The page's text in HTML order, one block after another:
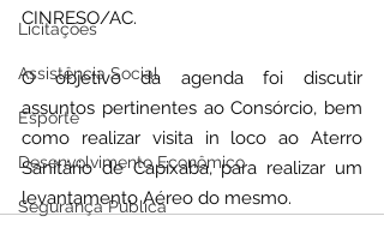
Licitações
Assistência Social
Esporte
Desenvolvimento Econômico
Segurança Pública
CINRESO/AC.
O objetivo da agenda foi discutir
assuntos pertinentes ao Consórcio, bem
como realizar visita in loco ao Aterro
Sanitário de Capixaba, para realizar um
levantamento Aéreo do mesmo.